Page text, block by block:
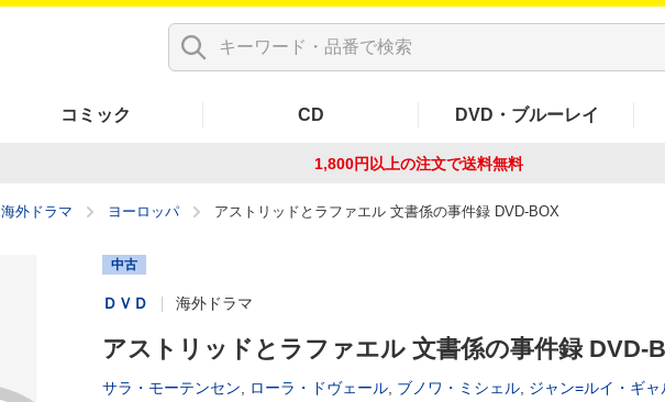
コミック CD DVD・ブルーレイ
1,800円以上の注文で送料無料
海外ドラマ ヨーロッパ アストリッドとラファエル 文書係の事件録 DVD-BOX
中古
ＤＶＤ 海外ドラマ
アストリッドとラファエル 文書係の事件録 DVD-
サラ・モーテンセン ローラ・ドヴェール, ブノワ・ミシェル, ジャン=ルイ・ギャ